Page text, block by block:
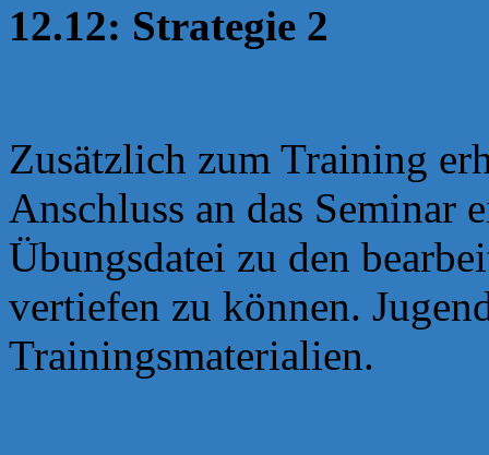
12.12: Strategie 2
Zusätzlich zum Training
Anschluss an das Seminar
Übungsdatei zu den
vertiefen zu können.
Trainingsmaterialien.